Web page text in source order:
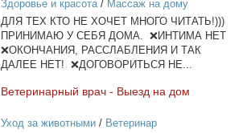
Здоровье и красота/ Массаж на дому
ДЛЯ ТЕХ КТО НЕ ХОЧЕТ МНОГО ЧИТАТЬ!)))
ПРИНИМАЮ У СЕБЯ ДОМА. ❌ИНТИМА НЕТ
❌ОКОНЧАНИЯ, РАССЛАБЛЕНИЯ И ТАК
ДАЛЕЕ НЕТ! ❌ДОГОВОРИТЬСЯ НЕ...
Ве­те­ри­нар­ный врач - Вы­езд на дом
Уход за животными/ Ветеринар